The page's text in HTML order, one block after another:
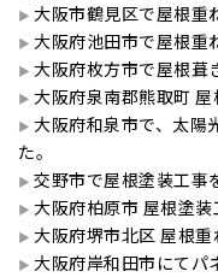
大阪市鶴見区で屋根重
大阪府池田市で屋根重
大阪府枚方市で屋根葺
大阪府泉南郡熊取町 屋
大阪府和泉市で、太陽
た。
交野市で屋根塗装工事
大阪府柏原市 屋根塗装
大阪府堺市北区 屋根重
大阪府岸和田市にてパ